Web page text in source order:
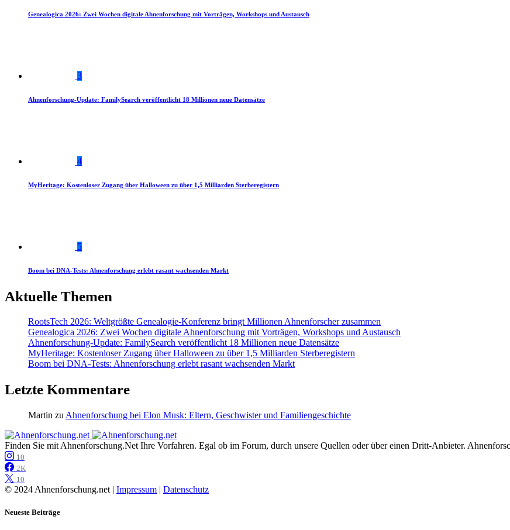
Genealogica 2026: Zwei Wochen digitale Ahnenforschung mit Vorträgen, Workshops und Austausch
3
Ahnenforschung-Update: FamilySearch veröffentlicht 18 Millionen neue Datensätze
4
MyHeritage: Kostenloser Zugang über Halloween zu über 1,5 Milliarden Sterberegistern
5
Boom bei DNA-Tests: Ahnenforschung erlebt rasant wachsenden Markt
Aktuelle Themen
RootsTech 2026: Weltgrößte Genealogie-Konferenz bringt Millionen Ahnenforscher zusammen
Genealogica 2026: Zwei Wochen digitale Ahnenforschung mit Vorträgen, Workshops und Austausch
Ahnenforschung-Update: FamilySearch veröffentlicht 18 Millionen neue Datensätze
MyHeritage: Kostenloser Zugang über Halloween zu über 1,5 Milliarden Sterberegistern
Boom bei DNA-Tests: Ahnenforschung erlebt rasant wachsenden Markt
Letzte Kommentare
Martin zu Ahnenforschung bei Elon Musk: Eltern, Geschwister und Familiengeschichte
Finden Sie mit Ahnenforschung.Net Ihre Vorfahren. Egal ob im Forum, durch unsere Quellen oder über einen Dritt-Anbieter.
10
2K
10
© 2024 Ahnenforschung.net | Impressum | Datenschutz
Neueste Beiträge